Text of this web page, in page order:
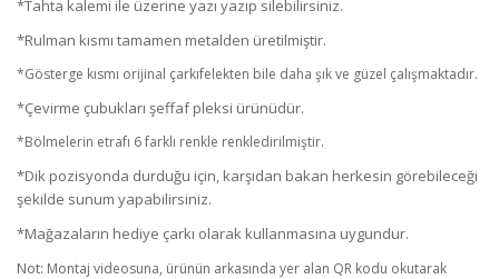
*Tahta kalemi ile üzerine yazı yazıp silebilirsiniz.
*Rulman kısmı tamamen metalden üretilmiştir.
*Gösterge kısmı orijinal çarkıfelekten bile daha şık ve güzel çalışmaktadır.
*Çevirme çubukları şeffaf pleksi ürünüdür.
*Bölmelerin etrafı 6 farklı renkle renkledirilmiştir.
*Dik pozisyonda durduğu için, karşıdan bakan herkesin görebileceği
şekilde sunum yapabilirsiniz.
*Mağazaların hediye çarkı olarak kullanmasına uygundur.
Not: Montaj videosuna, ürünün arkasında yer alan QR kodu okutarak